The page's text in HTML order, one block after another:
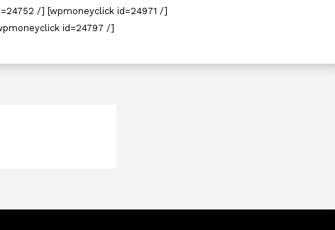
/] [wpmoneyclick id=24971 /]
id=24797 /]